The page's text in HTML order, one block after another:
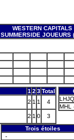
WESTERN CAPITALS
SUMMERSIDE JOUEURS
1 2 3Total
2 1 1
4
2 1 0 3
MHL
Trois étoiles
-